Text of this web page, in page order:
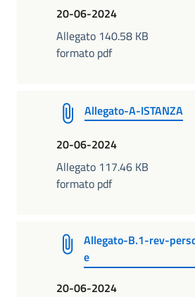
20-06-2024
Allegato 140.58 KB
formato pdf
Allegato-A-ISTANZA
20-06-2024
Allegato 117.46 KB
formato pdf
Allegato-B.1-rev-
e
20-06-2024